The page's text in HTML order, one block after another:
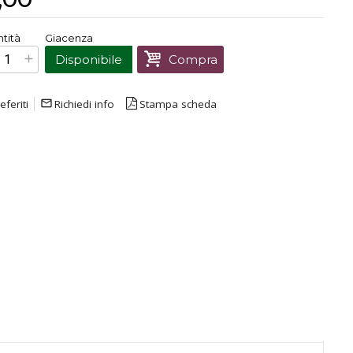
Prezzo finale:€21,00
Giacenza
Disponibile Compra
mail_outline Richiedi info Stampa scheda